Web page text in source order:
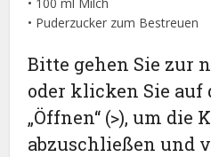
• Puderzucker zum Bestreuen
Bitte gehen Sie zur
oder klicken Sie auf
„Öffnen“ (>), um die
abzuschließen und